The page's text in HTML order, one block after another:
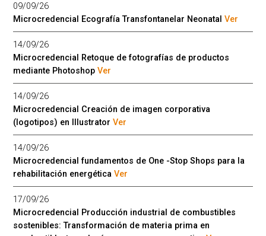
09/09/26
Microcredencial Ecografía Transfontanelar NeonatalVer
14/09/26
Microcredencial Retoque de fotografías de productos
mediante PhotoshopVer
14/09/26
Microcredencial Creación de imagen corporativa
(logotipos) en IllustratorVer
14/09/26
Microcredencial fundamentos de One -Stop Shops para la
rehabilitación energéticaVer
17/09/26
Microcredencial Producción industrial de combustibles
sostenibles: Transformación de materia prima en